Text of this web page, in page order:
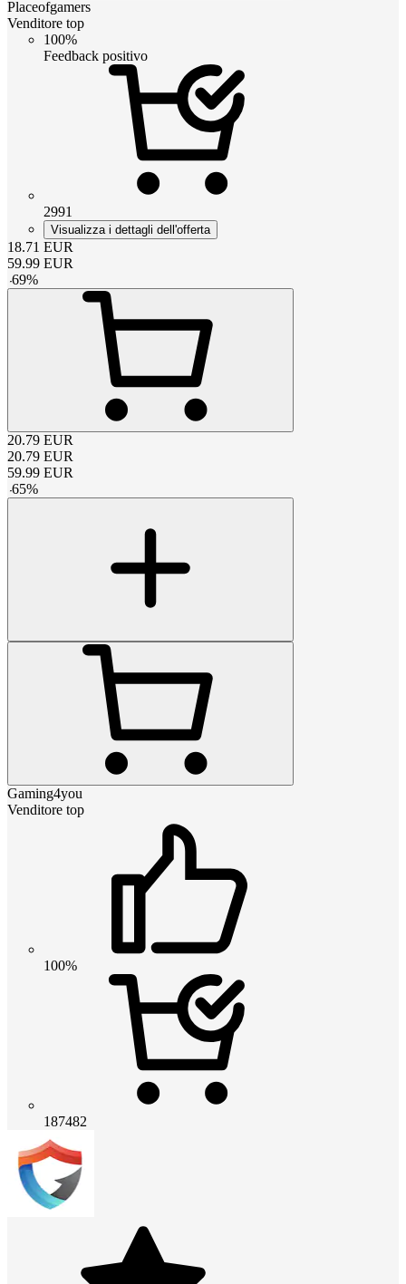
Placeofgamers
Venditore top
100%
Feedback positivo
2991
Visualizza i dettagli dell'offerta
18.71 EUR
59.99 EUR
-69%
20.79 EUR
20.79 EUR
59.99 EUR
-65%
Gaming4you
Venditore top
100%
187482